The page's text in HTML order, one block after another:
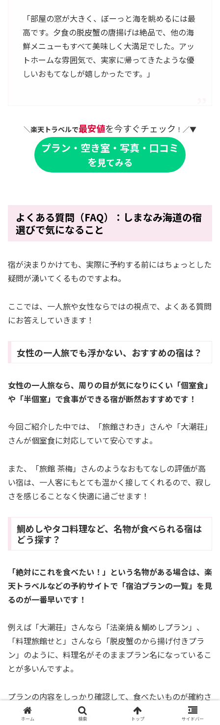
「部屋の窓が大きく、ぼーっと海を眺めるには最
高です。夕食の脱皮蟹の唐揚げは絶品で、他の海
鮮メニューもすべて美味しく大満足でした。アッ
トホームな雰囲気で、実家に帰ってきたような優
しいおもてなしが嬉しかったです。」
＼楽天トラベルで最安値を今すぐチェック ！／▼
プラン・空き室・写真・口コミ
を見てみる
よくある質問（FAQ）：しまなみ海道の宿
選びで気になること
宿が決まりかけても、実際に予約する前にはちょっとした
疑問が湧いてくるものですよね。
ここでは、一人旅や女性ならではの視点で、よくある質問
にお答えしていきます！
女性の一人旅でも浮かない、おすすめの宿は？
女性の一人旅なら、周りの目が気になりにくい「個室食」
や「半個室」で食事ができる宿が断然おすすめです！
今回ご紹介した中では、「旅館さわき」さんや「大潮荘」
さんが個室食に対応していて安心ですよ。
また、「旅館 茶梅」さんのようなおもてなしの評価が高
い宿は、一人客にもとても温かく接してくれるので、寂し
さを感じることなく快適に過ごせます！
鯛めしやタコ料理など、名物が食べられる宿は
どう探す？
「絶対にこれを食べたい！」という名物がある場合は、楽
天トラベルなどの予約サイトで「宿泊プランの一覧」を見
るのが一番早いです！
例えば「大潮荘」さんなら「法楽焼＆鯛めしプラン」、
「料理旅館せと」さんなら「脱皮蟹のから揚げ付きプラ
ン」のように、料理名がそのままプラン名になっているこ
とが多いんですよ。
プランの内容をしっかり確認して、食べたいものが確約さ
れているコースを選んでくださいね！
ホーム 検索 トップ サイドバー